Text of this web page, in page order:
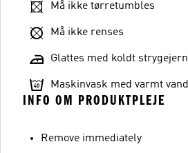
Må ikke tørretumbles
Må ikke renses
Glattes med koldt strygejern
Maskinvask med varmt vand
INFO OM PRODUKTPLEJE
Remove immediately